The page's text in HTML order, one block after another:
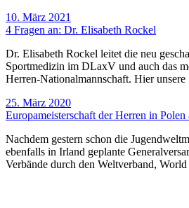
10. März 2021
4 Fragen an: Dr. Elisabeth Rockel
Dr. Elisabeth Rockel leitet die neu
Sportmedizin im DLaxV und auch das
Herren-Nationalmannschaft. Hier
25. März 2020
Europameisterschaft der Herren in Polen
Nachdem gestern schon die
ebenfalls in Irland geplante
Verbände durch den Weltverband,